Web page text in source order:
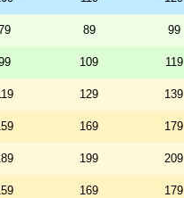
89 99
109 119
129 139
169 179
199 209
169 179